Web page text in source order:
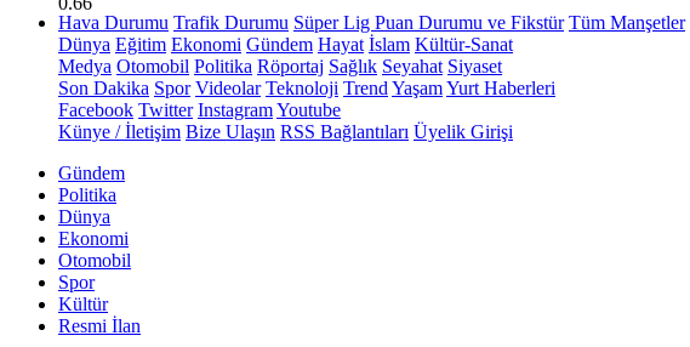
Hava Durumu Trafik Durumu Süper Lig Puan Durumu ve Fikstür Tüm Manşetler
Dünya Eğitim Ekonomi Gündem Hayat İslam Kültür-Sanat
Medya Otomobil Politika Röportaj Sağlık Seyahat Siyaset
Son Dakika Spor Videolar Teknoloji Trend YaşamYurt Haberleri
Facebook Twitter InstagramYoutube
Künye / İletişim Bize Ulaşın RSS Bağlantıları Üyelik Girişi
Gündem
Politika
Dünya
Ekonomi
Otomobil
Spor
Kültür
Resmi İlan